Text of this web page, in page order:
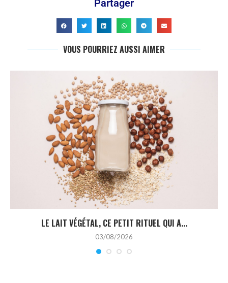
Partager
VOUS POURRIEZ AUSSI AIMER
LE LAIT VÉGÉTAL, CE PETIT RITUEL QUI A...
03/08/2026